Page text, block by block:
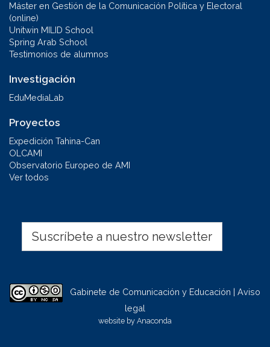
Máster en Gestión de la Comunicación Política y Electoral
(online)
Unitwin MILID School
Spring Arab School
Testimonios de alumnos
Investigación
EduMediaLab
Proyectos
Expedición Tahina-Can
OLCAMI
Observatorio Europeo de AMI
Ver todos
Suscríbete a nuestro newsletter
Gabinete de Comunicación y Educación | Aviso
legal
website by Anaconda